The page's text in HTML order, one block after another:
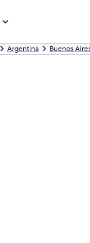
Argentina Buenos